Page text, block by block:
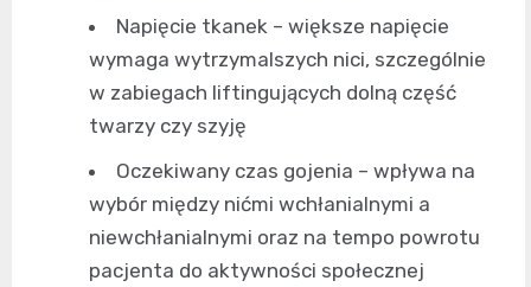
Napięcie tkanek – większe napięcie
wymaga wytrzymalszych nici, szczególnie
w zabiegach liftingujących dolną część
twarzy czy szyję
Oczekiwany czas gojenia – wpływa na
wybór między nićmi wchłanialnymi a
niewchłanialnymi oraz na tempo powrotu
pacjenta do aktywności społecznej